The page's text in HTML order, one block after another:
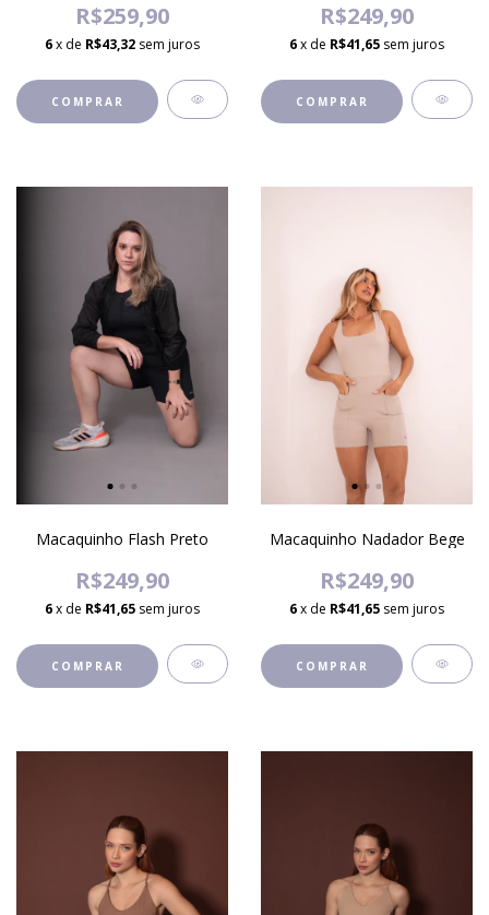
R$259,90
6x de R$43,32 sem juros
COMPRAR
R$249,90
6x de R$41,65 sem juros
COMPRAR
Macaquinho Flash Preto
R$249,90
6x de R$41,65 sem juros
COMPRAR
Macaquinho Nadador Bege
R$249,90
6x de R$41,65 sem juros
COMPRAR